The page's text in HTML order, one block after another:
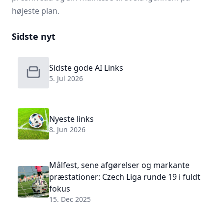
højeste plan.
Sidste nyt
Sidste gode AI Links
5. Jul 2026
Nyeste links
8. Jun 2026
Målfest, sene afgørelser og markante
præstationer: Czech Liga runde 19 i fuldt
fokus
15. Dec 2025